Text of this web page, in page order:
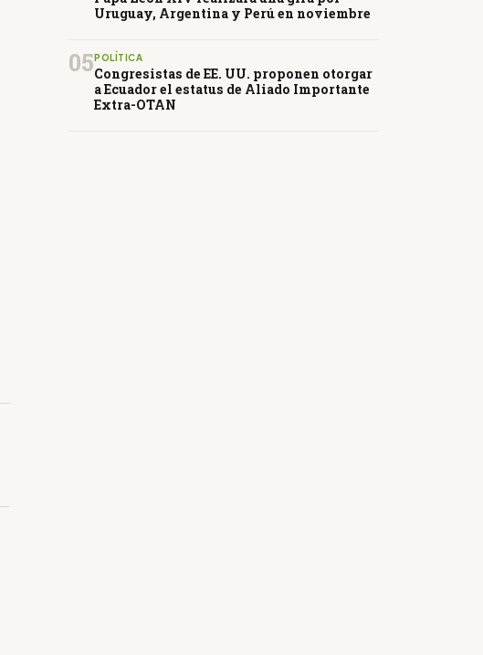
Uruguay, Argentina y Perú en noviembre
05 POLÍTICA
Congresistas de EE. UU. proponen otorgar
a Ecuador el estatus de Aliado Importante
Extra-OTAN